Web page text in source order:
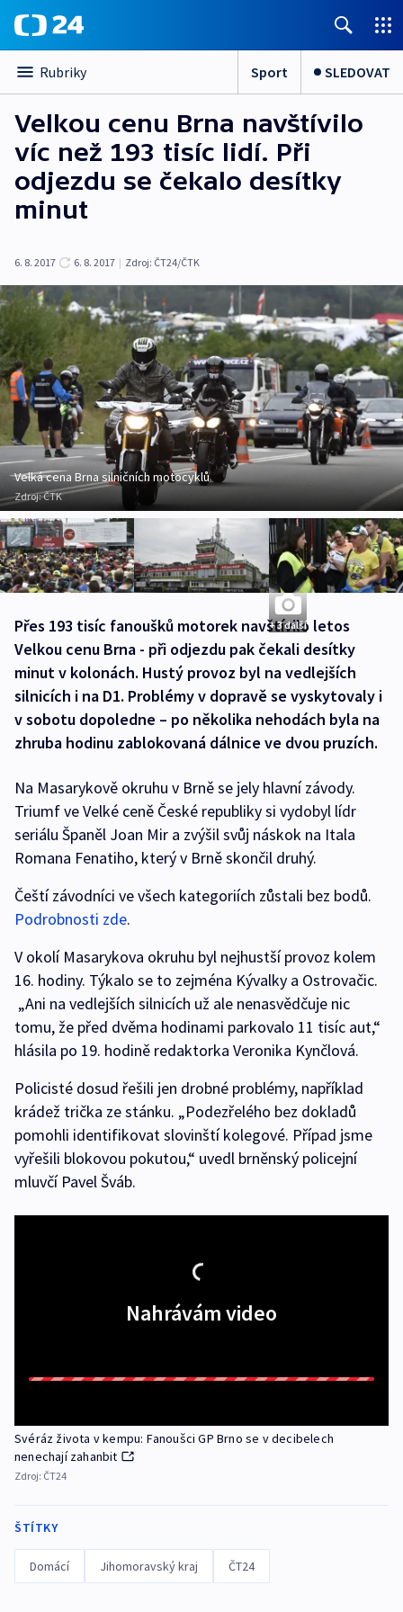
Rubriky Sport SLEDOVAT
Velkou cenu Brna navštívilo
víc než 193 tisíc lidí. Při
odjezdu se čekalo desítky
minut
6. 8. 2017 6. 8. 2017 | Zdroj: ČT24/ČTK
Velká cena Brna silničních motocyklů
Zdroj:ČTK
+ 3 další
Přes 193 tisíc fanoušků motorek navštívilo letos
Velkou cenu Brna - při odjezdu pak čekali desítky
minut v kolonách. Hustý provoz byl na vedlejších
silnicích i na D1. Problémy v dopravě se vyskytovaly i
v sobotu dopoledne – po několika nehodách byla na
zhruba hodinu zablokovaná dálnice ve dvou pruzích.
Na Masarykově okruhu v Brně se jely hlavní závody.
Triumf ve Velké ceně České republiky si vydobyl lídr
seriálu Španěl Joan Mir a zvýšil svůj náskok na Itala
Romana Fenatiho, který v Brně skončil druhý.
Čeští závodníci ve všech kategoriích zůstali bez bodů.
Podrobnosti zde.
V okolí Masarykova okruhu byl nejhustší provoz kolem
16. hodiny. Týkalo se to zejména Kývalky a Ostrovačic.
„Ani na vedlejších silnicích už ale nenasvědčuje nic
tomu, že před dvěma hodinami parkovalo 11 tisíc aut,“
hlásila po 19. hodině redaktorka Veronika Kynčlová.
Policisté dosud řešili jen drobné problémy, například
krádež trička ze stánku. „Podezřelého bez dokladů
pomohli identifikovat slovinští kolegové. Případ jsme
vyřešili blokovou pokutou,“ uvedl brněnský policejní
mluvčí Pavel Šváb.
Nahrávám video
Svéráz života v kempu: Fanoušci GP Brno se v decibelech
nenechají zahanbit
Zdroj: ČT24
ŠTÍTKY
Domácí Jihomoravský kraj ČT24